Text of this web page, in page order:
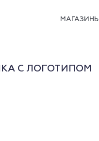
МАГАЗИНЫ
С ЛОГОТИПОМ